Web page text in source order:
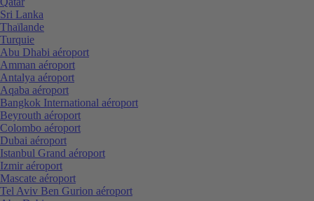
Sri Lanka
Thaïlande
Turquie
Abu Dhabi aéroport
Amman aéroport
Antalya aéroport
Aqaba aéroport
Bangkok International aéroport
Beyrouth aéroport
Colombo aéroport
Dubai aéroport
Istanbul Grand aéroport
Izmir aéroport
Mascate aéroport
Tel Aviv Ben Gurion aéroport